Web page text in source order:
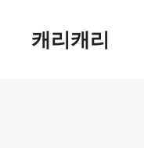
캐리캐리